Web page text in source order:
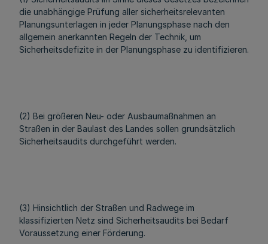
die unabhängige Prüfung aller sicherheitsrelevanten
Planungsunterlagen in jeder Planungsphase nach den
allgemein anerkannten Regeln der Technik, um
Sicherheitsdefizite in der Planungsphase zu identifizieren.
(2) Bei größeren Neu- oder Ausbaumaßnahmen an
Straßen in der Baulast des Landes sollen grundsätzlich
Sicherheitsaudits durchgeführt werden.
(3) Hinsichtlich der Straßen und Radwege im
klassifizierten Netz sind Sicherheitsaudits bei Bedarf
Voraussetzung einer Förderung.